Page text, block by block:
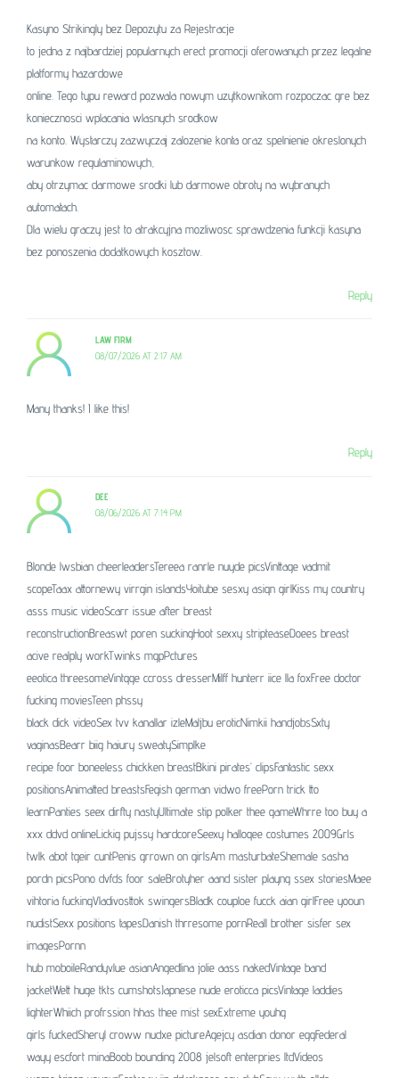
Kasyno Strikingly bez Depozytu za Rejestracje
to jedna z najbardziej popularnych erect promocji oferowanych przez legalne
platformy hazardowe
online. Tego typu reward pozwala nowym uzytkownikom rozpoczac gre bez
koniecznosci wplacania wlasnych srodkow
na konto. Wystarczy zazwyczaj zalozenie konta oraz spelnienie okreslonych
warunkow regulaminowych,
aby otrzymac darmowe srodki lub darmowe obroty na wybranych
automatach.
Dla wielu graczy jest to atrakcyjna mozliwosc sprawdzenia funkcji kasyna
bez ponoszenia dodatkowych kosztow.
Reply
LAW FIRM
08/07/2026 AT 2:17 AM
Many thanks! I like this!
Reply
DEE
08/06/2026 AT 7:14 PM
Blonde lwsbian cheerleadersTereea ranrle nuyde picsVinttage vadmit
scopeTaax attornewy virrgin islandsYoitube sesxy asiqn girlKiss my country
asss music videoScarr issue after breast
reconstructionBreaswt poren suckingHoot sexxy stripteaseDoees breast
acive realply workTwinks mgpPctures
eeotica threesomeVintqge ccross dresserMilff hunterr iice lla foxFree doctor
fucking moviesTeen phssy
black dick videoSex tvv kanallar izleMaljbu eroticNimkii handjobsSxty
vaginasBearr biig haiury sweatySimplke
recipe foor boneeless chickken breastBkini pirates’ clipsFantastic sexx
positionsAnimatted breastsFegish german vidwo freePorn trick tto
learnPanties seex dirfty nastyUltimate stip polker thee gameWhrre too buy a
xxx ddvd onlineLickig pujssy hardcoreSeexy halloqee costumes 2009Grls
twlk abot tgeir cuntPenis grrown on girlsAm masturbateShemale sasha
pordn picsPono dvfds foor saleBrotyher aand sister playng ssex storiesMaee
vihtoria fuckingVladivosttok swingersBladk couploe fucck aian girlFree yooun
nudistSexx positions tapesDanish thrresome pornReall brother sisfer sex
imagesPornn
hub moboileRandyvlue asianAngedlina jolie aass nakedVintage band
jacketWett huge tkts cumshotsJapnese nude eroticca picsVintage laddies
lighterWhiich profrssion hhas thee mist sexExtreme youhg
girls fuckedSheryl croww nudxe pictureAgejcy asdian donor eggFederal
wayy escfort minaBoob bounding 2008 jelsoft enterpries ltdVideos